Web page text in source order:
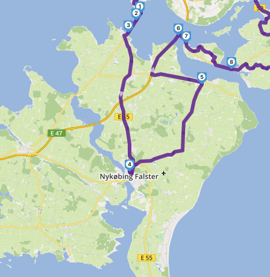
►
►
1
2
3
4
5
6
7
8